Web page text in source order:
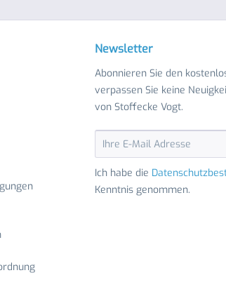
Newsletter
Abonnieren Sie den
verpassen Sie keine
von Stoffecke Vogt.
Ich habe die
Kenntnis genommen.